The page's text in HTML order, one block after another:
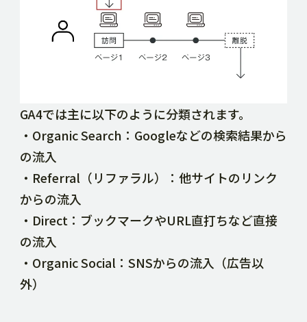
GA4では主に以下のように分類されます。
・Organic Search：Googleなどの検索結果から
の流入
・Referral（リファラル）：他サイトのリンク
からの流入
・Direct：ブックマークやURL直打ちなど直接
の流入
・Organic Social：SNSからの流入（広告以
外）